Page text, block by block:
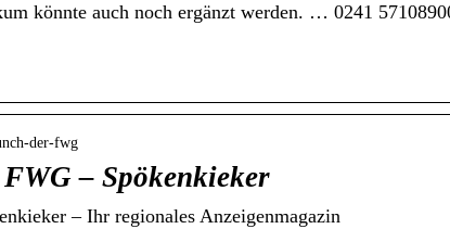
könnte auch noch ergänzt werden. … 0241
der-fwg
– Spökenkieker
– Ihr regionales Anzeigenmagazin